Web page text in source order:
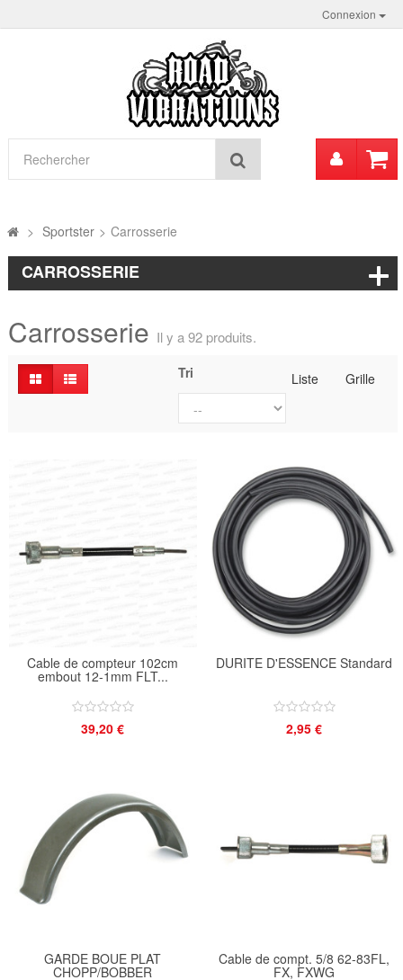
Connexion
Mon
> Sportster > Carrosserie
CARROSSERIE
Carrosserie Il y a 92 produits.
Liste Grille
Tri
Cable de compteur 102cm
embout 12-1mm FLT...
39,20 €
DURITE D'ESSENCE Standard
2,95 €
GARDE BOUE PLAT
CHOPP/BOBBER
Cable de compt. 5/8 62-83FL,
FX, FXWG